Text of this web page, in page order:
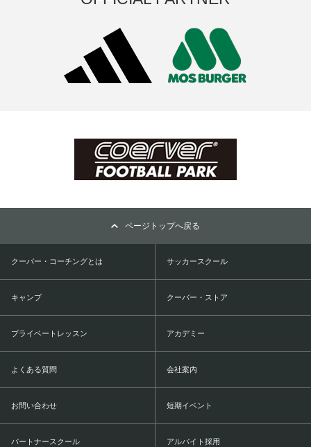
ページトップへ戻る
クーバー・コーチングとは サッカースクール
キャンプ クーバー・ストア
プライベートレッスン アカデミー
よくある質問 会社案内
お問い合わせ 短期イベント
パートナースクール アルバイト採用